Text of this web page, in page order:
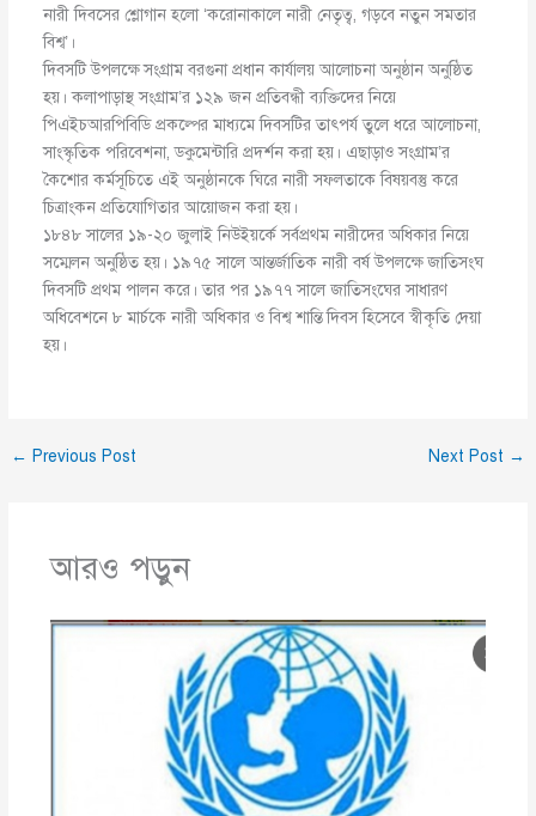
নারী দিবসের শ্লোগান হলো ‘করোনাকালে নারী নেতৃত্ব, গড়বে নতুন সমতার
বিশ্ব’।
দিবসটি উপলক্ষে সংগ্রাম বরগুনা প্রধান কার্যালয় আলোচনা অনুষ্ঠান অনুষ্ঠিত
হয়। কলাপাড়াস্থ সংগ্রাম’র ১২৯ জন প্রতিবন্ধী ব্যক্তিদের নিয়ে
পিএইচআরপিবিডি প্রকল্পের মাধ্যমে দিবসটির তাৎপর্য তুলে ধরে আলোচনা,
সাংস্কৃতিক পরিবেশনা, ডকুমেন্টারি প্রদর্শন করা হয়। এছাড়াও সংগ্রাম’র
কৈশোর কর্মসূচিতে এই অনুষ্ঠানকে ঘিরে নারী সফলতাকে বিষয়বস্তু করে
চিত্রাংকন প্রতিযোগিতার আয়োজন করা হয়।
১৮৪৮ সালের ১৯-২০ জুলাই নিউইয়র্কে সর্বপ্রথম নারীদের অধিকার নিয়ে
সম্মেলন অনুষ্ঠিত হয়। ১৯৭৫ সালে আন্তর্জাতিক নারী বর্ষ উপলক্ষে জাতিসংঘ
দিবসটি প্রথম পালন করে। তার পর ১৯৭৭ সালে জাতিসংঘের সাধারণ
অধিবেশনে ৮ মার্চকে নারী অধিকার ও বিশ্ব শান্তি দিবস হিসেবে স্বীকৃতি দেয়া
হয়।
← Previous Post Next Post →
আরও পড়ুন